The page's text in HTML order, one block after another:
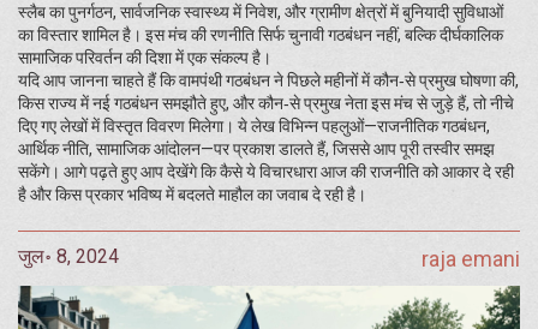
स्लैब का पुनर्गठन, सार्वजनिक स्वास्थ्य में निवेश, और ग्रामीण क्षेत्रों में बुनियादी सुविधाओं
का विस्तार शामिल है। इस मंच की रणनीति सिर्फ चुनावी गठबंधन नहीं, बल्कि दीर्घकालिक
सामाजिक परिवर्तन की दिशा में एक संकल्प है।
यदि आप जानना चाहते हैं कि वामपंथी गठबंधन ने पिछले महीनों में कौन‑से प्रमुख घोषणा की,
किस राज्य में नई गठबंधन समझौते हुए, और कौन‑से प्रमुख नेता इस मंच से जुड़े हैं, तो नीचे
दिए गए लेखों में विस्तृत विवरण मिलेगा। ये लेख विभिन्न पहलुओं—राजनीतिक गठबंधन,
आर्थिक नीति, सामाजिक आंदोलन—पर प्रकाश डालते हैं, जिससे आप पूरी तस्वीर समझ
सकेंगे। आगे पढ़ते हुए आप देखेंगे कि कैसे ये विचारधारा आज की राजनीति को आकार दे रही
है और किस प्रकार भविष्य में बदलते माहौल का जवाब दे रही है।
जुल॰ 8, 2024 raja emani